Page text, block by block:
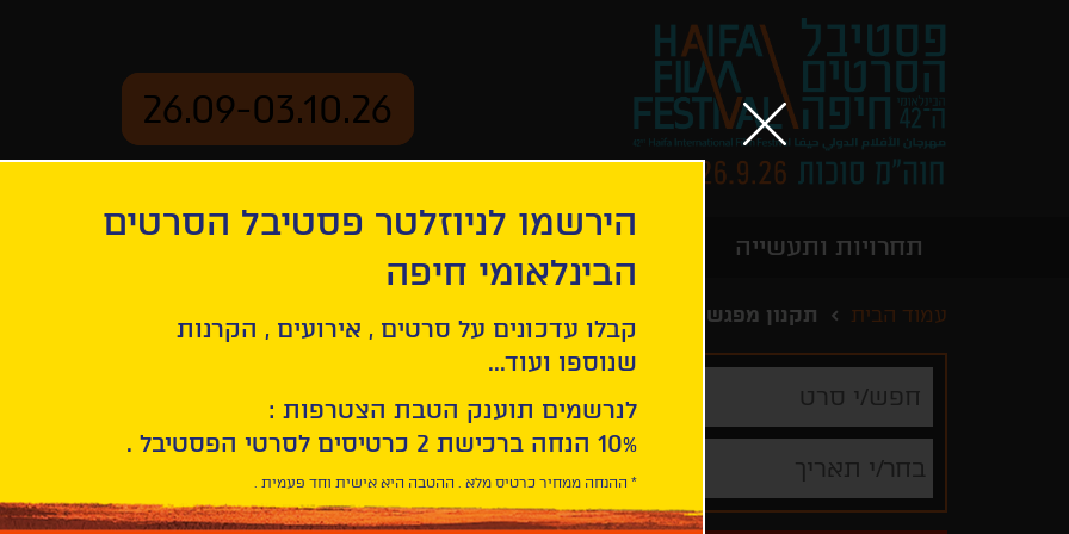
26.09-03.10.26
תחרויות ותעשייה
עמוד הבית תקנון מפגש פיצ'ינג טלוויזיה הבינלאומי חיפה
סרט
בחר/י תאריך
הבינלאומי חיפה
פסטיבל הסרטים
הירשמו לניוזלטר פסטיבל הסרטים
הבינלאומי חיפה
קבלו עדכונים על סרטים , אירועים , הקרנות
שנוספו ועוד...
לנרשמים תוענק הטבת הצטרפות :
10% הנחה ברכישת 2 כרטיסים לסרטי הפסטיבל .
* ההנחה ממחיר כרטיס מלא . ההטבה היא אישית וחד פעמית .